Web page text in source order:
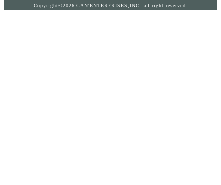
Copyright©2026 CAN'ENTERPRISES,INC. all right reserved.